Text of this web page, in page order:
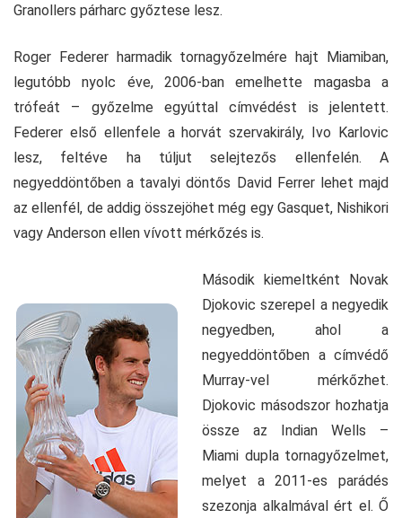
Granollers párharc győztese lesz.
Roger Federer harmadik tornagyőzelmére hajt Miamiban,
legutóbb nyolc éve, 2006-ban emelhette magasba a
trófeát – győzelme egyúttal címvédést is jelentett.
Federer első ellenfele a horvát szervakirály, Ivo Karlovic
lesz, feltéve ha túljut selejtezős ellenfelén. A
negyeddöntőben a tavalyi döntős David Ferrer lehet majd
az ellenfél, de addig összejöhet még egy Gasquet, Nishikori
vagy Anderson ellen vívott mérkőzés is.
Második kiemeltként Novak
Djokovic szerepel a negyedik
negyedben, ahol a
negyeddöntőben a címvédő
Murray-vel mérkőzhet.
Djokovic másodszor hozhatja
össze az Indian Wells –
Miami dupla tornagyőzelmet,
melyet a 2011-es parádés
szezonja alkalmával ért el. Ő